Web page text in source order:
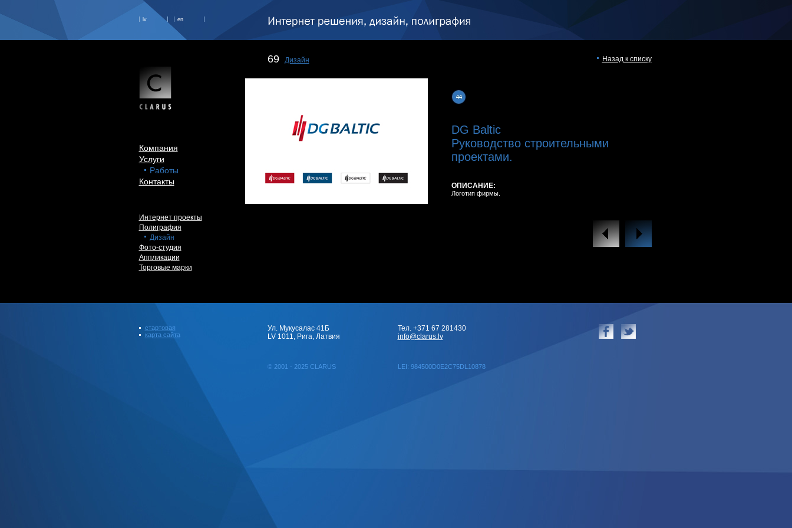
lv en
Компания
Услуги
Работы
Контакты
Интернет проекты
Полиграфия
Дизайн
Фото-студия
Аппликации
Торговые марки
69 Дизайн Назад к списку
DG Baltic
Руководство строительными
проектами.
ОПИСАНИЕ:
Логотип фирмы.
стартовая
карта сайта
Ул. Мукусалас 41Б
LV 1011, Рига, Латвия
© 2001 - 2025 CLARUS LEI: 984500D0E2C75DL10878
Тел. +371 67 281430
info@clarus.lv